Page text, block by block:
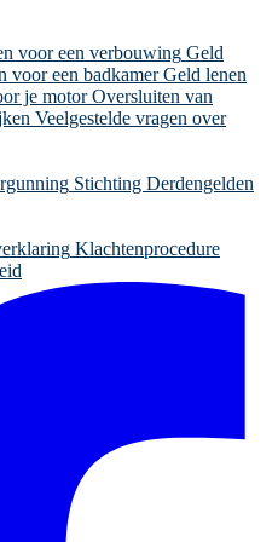
voor een verbouwing Geld
voor een badkamer Geld lenen
je motor Oversluiten van
Veelgestelde vragen over
Stichting Derdengelden
Klachtenprocedure